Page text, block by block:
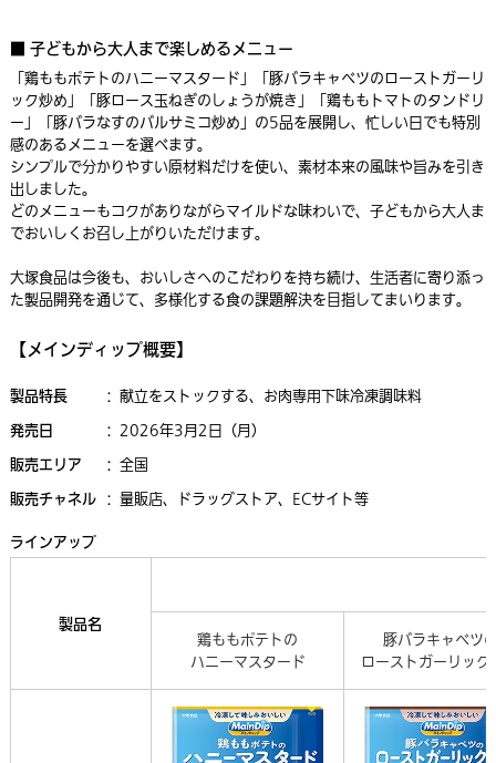
■ 子どもから大人まで楽しめるメニュー
「鶏ももポテトのハニーマスタード」「豚バラキャベツのローストガーリ
ック炒め」「豚ロース玉ねぎのしょうが焼き」「鶏ももトマトのタンドリ
ー」「豚バラなすのバルサミコ炒め」の5品を展開し、忙しい日でも特別
感のあるメニューを選べます。
シンプルで分かりやすい原材料だけを使い、素材本来の風味や旨みを引き
出しました。
どのメニューもコクがありながらマイルドな味わいで、子どもから大人ま
でおいしくお召し上がりいただけます。
大塚食品は今後も、おいしさへのこだわりを持ち続け、生活者に寄り添っ
た製品開発を通じて、多様化する食の課題解決を目指してまいります。
【メインディップ概要】
製品特長 ： 献立をストックする、お肉専用下味冷凍調味料
発売日 ： 2026年3月2日（月）
販売エリア ： 全国
販売チャネル ： 量販店、ドラッグストア、ECサイト等
ラインアップ
製品名
鶏ももポテトの
ハニーマスタード
豚バラキャベツ
ローストガーリック